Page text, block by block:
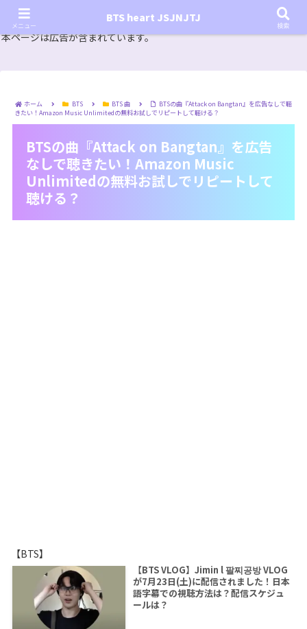
『In the SOOP BTS ver.』シーズン2放送決定！いつから始まる？インザスープの放送開始日・視聴
方法は？【In the SOOP BTS ver. Season 2】
本ページは広告が含まれています。
ホーム BTS BTS 曲
BTSの曲『Attack on Bangtan』を広告なしで聴
きたい！Amazon Music Unlimitedの無料お試しでリピートして聴ける？
BTSの曲『Attack on Bangtan』を広告
なしで聴きたい！Amazon Music
Unlimitedの無料お試しでリピートして
聴ける？
【BTS】
【BTS VLOG】Jimin l 팔찌공방 VLOG
が7月23日(土)に配信されました！日本
語字幕での視聴方法は？配信スケジュ
ールは？
メニュー
BTS heart JSJNJTJ
検索